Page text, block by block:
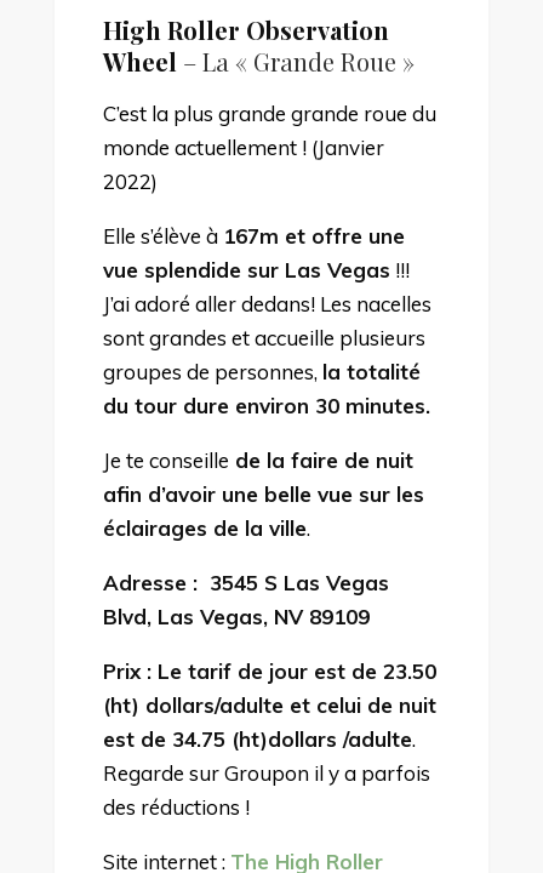
High Roller Observation
Wheel– La « Grande Roue »
C’est la plus grande grande roue du
monde actuellement ! (Janvier
2022)
Elle s’élève à 167m et offre une
vue splendide sur Las Vegas !!!
J’ai adoré aller dedans! Les nacelles
sont grandes et accueille plusieurs
groupes de personnes, la totalité
du tour dure environ 30 minutes.
Je te conseille de la faire de nuit
afin d’avoir une belle vue sur les
éclairages de la ville.
Adresse : 3545 S Las Vegas
Blvd, Las Vegas, NV 89109
Prix : Le tarif de jour est de 23.50
(ht) dollars/adulte et celui de nuit
est de 34.75 (ht)dollars /adulte.
Regarde sur Groupon il y a parfois
des réductions !
Site internet : The High Roller